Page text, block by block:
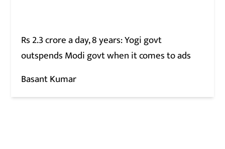
Rs 2.3 crore a day, 8 years: Yogi govt
outspends Modi govt when it comes to ads
Basant Kumar